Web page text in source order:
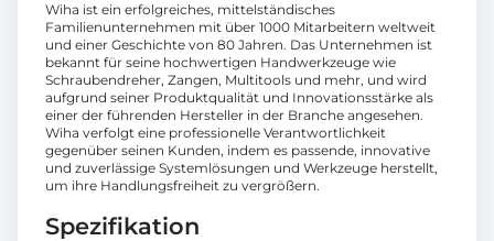
Wiha ist ein erfolgreiches, mittelständisches
Familienunternehmen mit über 1000 Mitarbeitern weltweit
und einer Geschichte von 80 Jahren. Das Unternehmen ist
bekannt für seine hochwertigen Handwerkzeuge wie
Schraubendreher, Zangen, Multitools und mehr, und wird
aufgrund seiner Produktqualität und Innovationsstärke als
einer der führenden Hersteller in der Branche angesehen.
Wiha verfolgt eine professionelle Verantwortlichkeit
gegenüber seinen Kunden, indem es passende, innovative
und zuverlässige Systemlösungen und Werkzeuge herstellt,
um ihre Handlungsfreiheit zu vergrößern.
Spezifikation